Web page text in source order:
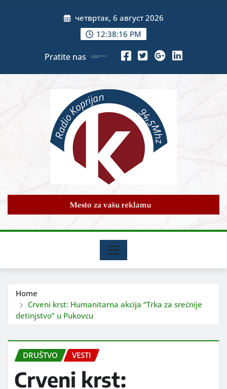
четвртак, 6 август 2026
12:38:18 PM
Pratite nas
Home
Crveni krst: Humanitarna akcija “Trka za srećnije
detinjstvo” u Pukovcu
DRUŠTVO VESTI
Crveni krst: